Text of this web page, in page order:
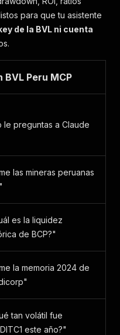
para que tu asistente
de la BVL ni cuenta
BVL Peru MCP
le preguntas a Claude
las mineras peruanas
es la liquidez
de BCP?"
la memoria 2024 de
tan volátil fue
este año?"